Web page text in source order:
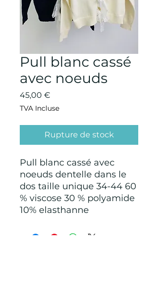
Pull blanc cassé
avec noeuds
45,00 €
TVA Incluse
Rupture de stock
Pull blanc cassé avec
noeuds dentelle dans le
dos taille unique 34-44 60
% viscose 30 % polyamide
10% elasthanne